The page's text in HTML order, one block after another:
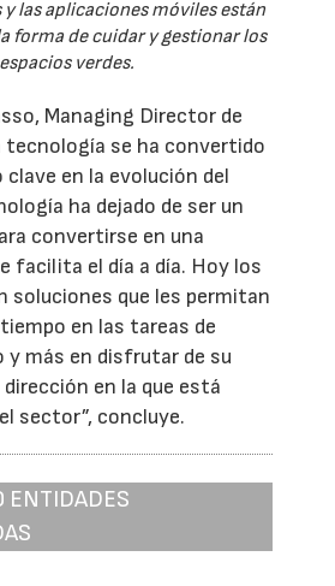
las aplicaciones móviles están
forma de cuidar y gestionar los
espacios verdes.
Managing Director de
tecnología se ha convertido
en la evolución del
ha dejado de ser un
convertirse en una
facilita el día a día. Hoy los
soluciones que les permitan
en las tareas de
más en disfrutar de su
dirección en la que está
sector”, concluye.
ENTIDADES